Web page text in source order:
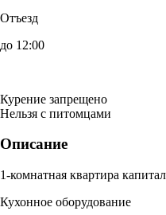
Отъезд
до 12:00
Курение запрещено
Нельзя с питомцами
Описание
1-комнатная квартира
Кухонное оборудование